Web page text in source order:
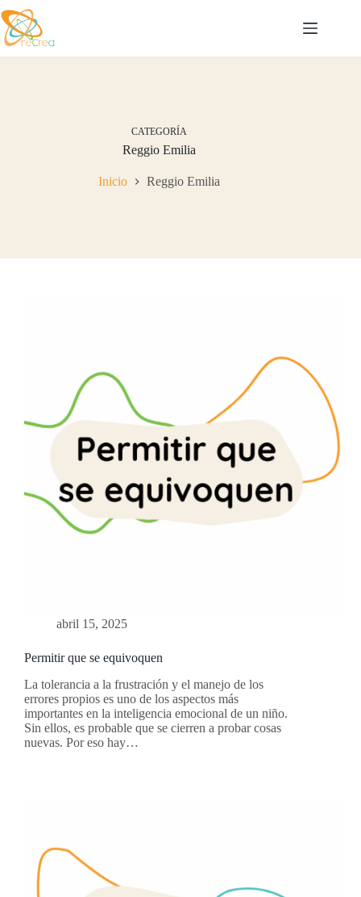
Saltar
al
contenido
CATEGORÍA
Reggio Emilia
Inicio Reggio Emilia
abril 15, 2025
Permitir que se equivoquen
La tolerancia a la frustración y el manejo de los
errores propios es uno de los aspectos más
importantes en la inteligencia emocional de un niño.
Sin ellos, es probable que se cierren a probar cosas
nuevas. Por eso hay…